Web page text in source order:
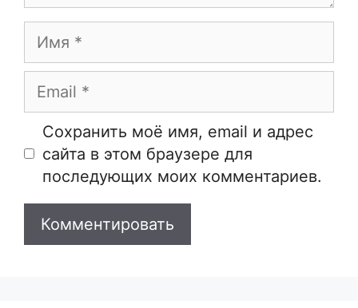
Имя
Email
Сайт
Сохранить моё имя, email и адрес
сайта в этом браузере для
последующих моих комментариев.